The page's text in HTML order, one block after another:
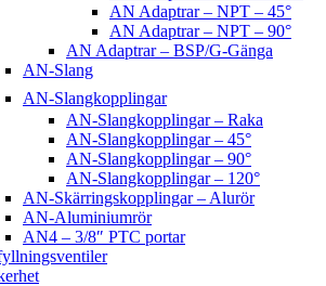
AN Adaptrar – NPT – 45°
AN Adaptrar – NPT – 90°
AN Adaptrar – BSP/G-Gänga
AN-Slang
AN-Slangkopplingar
AN-Slangkopplingar – Raka
AN-Slangkopplingar – 45°
AN-Slangkopplingar – 90°
AN-Slangkopplingar – 120°
AN-Skärringskopplingar – Alurör
AN-Aluminiumrör
AN4 – 3/8″ PTC portar